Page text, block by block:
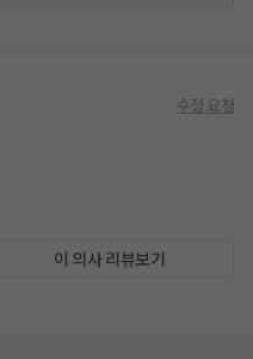
수정 요청
이 의사 리뷰보기